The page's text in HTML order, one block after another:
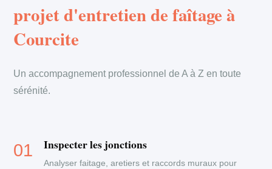
projet d'entretien de faîtage à
Courcite
Un accompagnement professionnel de A à Z en toute
sérénité.
Inspecter les jonctions
Analyser faitage, aretiers et raccords muraux pour